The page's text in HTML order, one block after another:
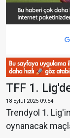
TFF 1.
18 Eylül 2025 09:54
Trendyol 1.
oynanacak